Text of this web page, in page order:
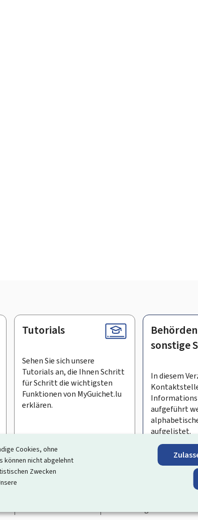
Cookies, ohne
können nicht abgelehnt
Zwecken
Tutorials
Sehen Sie sich unsere
Tutorials an, die Ihnen Schritt
für Schritt die wichtigsten
Funktionen von MyGuichet.lu
erklären.
sonstige
In diesem
aufgeführt
aufgelistet.
abonnieren
Interaktion mit dem Staat vereinfacht
die von den Behörden und sonstigen